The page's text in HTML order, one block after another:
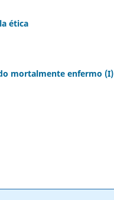
ética
mortalmente enfermo (I)